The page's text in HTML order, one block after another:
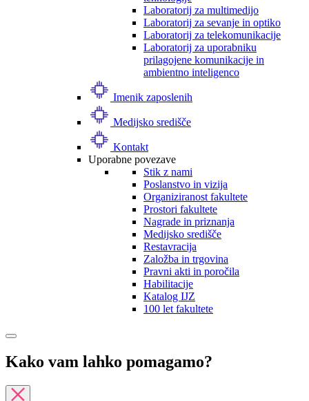
Laboratorij za multimedijo
Laboratorij za sevanje in optiko
Laboratorij za telekomunikacije
Laboratorij za uporabniku
prilagojene komunikacije in
ambientno inteligenco
Imenik zaposlenih
Medijsko središče
Kontakt
Uporabne povezave
Stik z nami
Poslanstvo in vizija
Organiziranost fakultete
Prostori fakultete
Nagrade in priznanja
Medijsko središče
Restavracija
Založba in trgovina
Pravni akti in poročila
Habilitacije
Katalog IJZ
100 let fakultete
Kako vam lahko pomagamo?